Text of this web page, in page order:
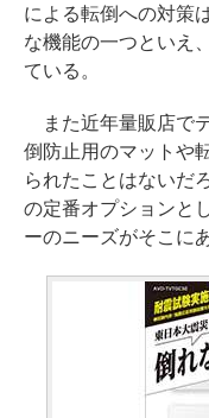
による転倒への対策
な機能の一つといえ
ている。
また近年量販店で
倒防止用のマットや
られたことはないだ
の定番オプションと
ーのニーズがそこに